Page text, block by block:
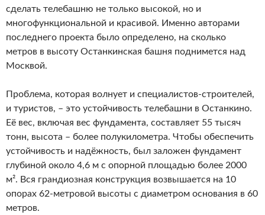
сделать телебашню не только высокой, но и
многофункциональной и красивой. Именно авторами
последнего проекта было определено, на сколько
метров в высоту Останкинская башня поднимется над
Москвой.
Проблема, которая волнует и специалистов-строителей,
и туристов, – это устойчивость телебашни в Останкино.
Её вес, включая вес фундамента, составляет 55 тысяч
тонн, высота – более полукилометра. Чтобы обеспечить
устойчивость и надёжность, был заложен фундамент
глубиной около 4,6 м с опорной площадью более 2000
м². Вся грандиозная конструкция возвышается на 10
опорах 62-метровой высоты с диаметром основания в 60
метров.